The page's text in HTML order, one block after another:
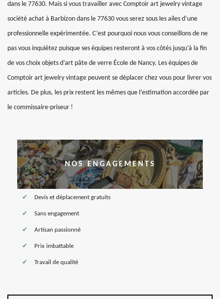
dans le 77630. Mais si vous travailler avec Comptoir art jewelry vintage
société achat à Barbizon dans le 77630 vous serez sous les ailes d’une
professionnelle expérimentée. C’est pourquoi nous vous conseillons de ne
pas vous inquiétez puisque ses équipes resteront à vos côtés jusqu’à la fin
de vos choix objets d’art pâte de verre École de Nancy. Les équipes de
Comptoir art jewelry vintage peuvent se déplacer chez vous pour livrer vos
articles. De plus, les prix restent les mêmes que l’estimation accordée par
le commissaire-priseur !
NOS ENGAGEMENTS
Devis et déplacement gratuits
Sans engagement
Artisan passionné
Prix imbattable
Travail de qualité